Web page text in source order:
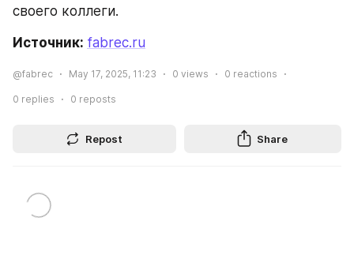
своего коллеги.
Источник: fabrec.ru
@fabrec May 17, 2025, 11:23 0 views 0 reactions
0 replies 0 reposts
Repost Share